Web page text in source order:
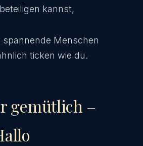
kannst,
spannende Menschen
ticken wie du.
gemütlich –